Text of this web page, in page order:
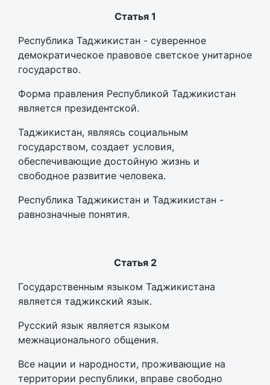
Статья 1
Республика Таджикистан - суверенное
демократическое правовое светское унитарное
государство.
Форма правления Республикой Таджикистан
является президентской.
Таджикистан, являясь социальным
государством, создает условия,
обеспечивающие достойную жизнь и
свободное развитие человека.
Республика Таджикистан и Таджикистан -
равнозначные понятия.
Статья 2
Государственным языком Таджикистана
является таджикский язык.
Русский язык является языком
межнационального общения.
Все нации и народности, проживающие на
территории республики, вправе свободно